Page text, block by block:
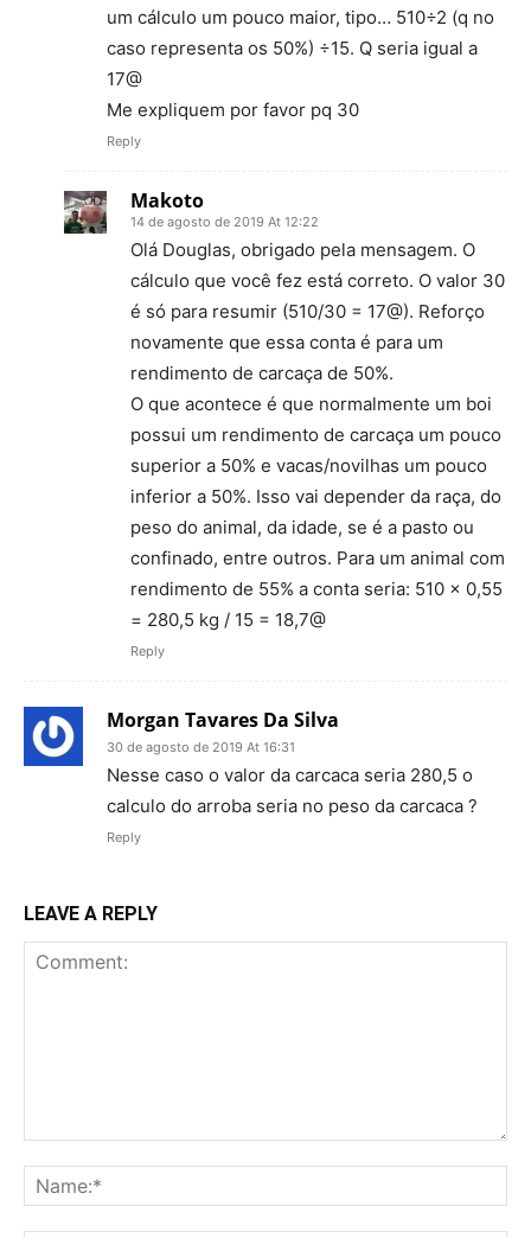
um cálculo um pouco maior, tipo… 510÷2 (q no
caso representa os 50%) ÷15. Q seria igual a
17@
Me expliquem por favor pq 30
Reply
Makoto
14 de agosto de 2019 At 12:22
Olá Douglas, obrigado pela mensagem. O
cálculo que você fez está correto. O valor 30
é só para resumir (510/30 = 17@). Reforço
novamente que essa conta é para um
rendimento de carcaça de 50%.
O que acontece é que normalmente um boi
possui um rendimento de carcaça um pouco
superior a 50% e vacas/novilhas um pouco
inferior a 50%. Isso vai depender da raça, do
peso do animal, da idade, se é a pasto ou
confinado, entre outros. Para um animal com
rendimento de 55% a conta seria: 510 x 0,55
= 280,5 kg / 15 = 18,7@
Reply
Morgan Tavares Da Silva
30 de agosto de 2019 At 16:31
Nesse caso o valor da carcaca seria 280,5 o
calculo do arroba seria no peso da carcaca ?
Reply
LEAVE A REPLY